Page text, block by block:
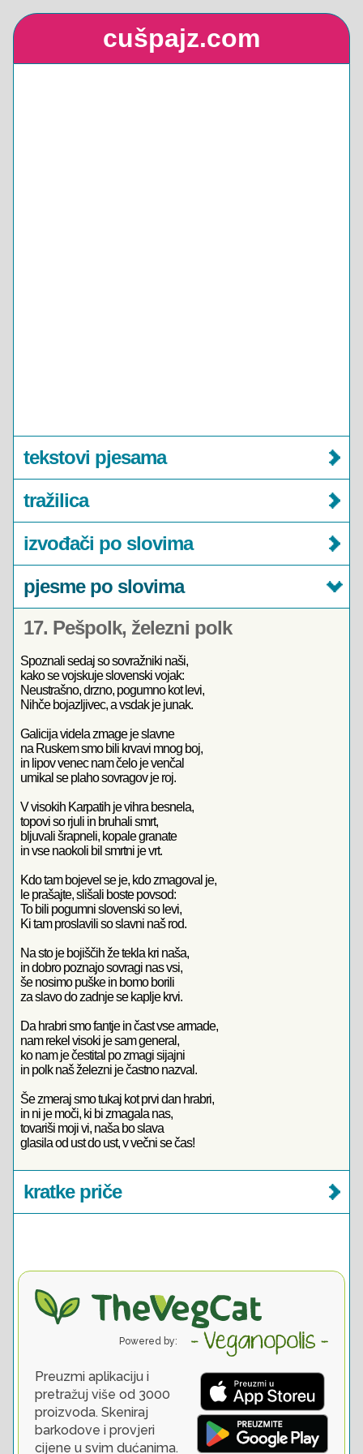
cušpajz.com
tekstovi pjesama
tražilica
izvođači po slovima
pjesme po slovima
17. Pešpolk, železni polk
Spoznali sedaj so sovražniki naši,
kako se vojskuje slovenski vojak:
Neustrašno, drzno, pogumno kot levi,
Nihče bojazljivec, a vsdak je junak.
Galicija videla zmage je slavne
na Ruskem smo bili krvavi mnog boj,
in lipov venec nam čelo je venčal
umikal se plaho sovragov je roj.
V visokih Karpatih je vihra besnela,
topovi so rjuli in bruhali smrt,
bljuvali šrapneli, kopale granate
in vse naokoli bil smrtni je vrt.
Kdo tam bojevel se je, kdo zmagoval je,
le prašajte, slišali boste povsod:
To bili pogumni slovenski so levi,
Ki tam proslavili so slavni naš rod.
Na sto je bojiščih že tekla kri naša,
in dobro poznajo sovragi nas vsi,
še nosimo puške in bomo borili
za slavo do zadnje se kaplje krvi.
Da hrabri smo fantje in čast vse armade,
nam rekel visoki je sam general,
ko nam je čestital po zmagi sijajni
in polk naš železni je častno nazval.
Še zmeraj smo tukaj kot prvi dan hrabri,
in ni je moči, ki bi zmagala nas,
tovariši moji vi, naša bo slava
glasila od ust do ust, v večni se čas!
kratke priče